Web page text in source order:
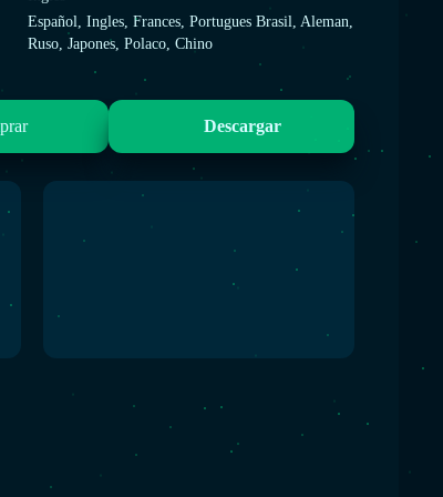
Español, Ingles, Frances, Portugues Brasil, Aleman,
Ruso, Japones, Polaco, Chino
Descargar